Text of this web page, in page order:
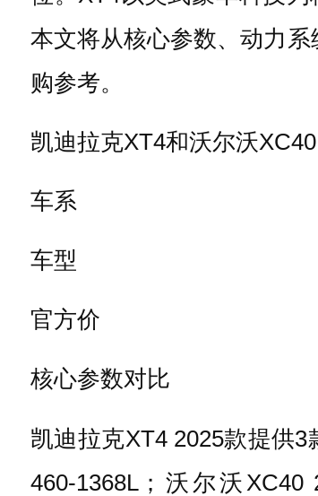
本文将从核心参数、动力
购参考。
凯迪拉克XT4和沃尔沃
车系
车型
官方价
核心参数对比
凯迪拉克XT4 2025款提供
460-1368L；沃尔沃